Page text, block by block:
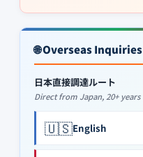
🌐 Overseas Inquiries
日本直接調達ルート
Direct from Japan, 20+ years
🇺🇸English